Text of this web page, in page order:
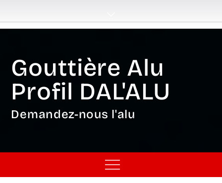
content
Gouttière Alu
Profil DAL'ALU
Demandez-nous l'alu
Menu